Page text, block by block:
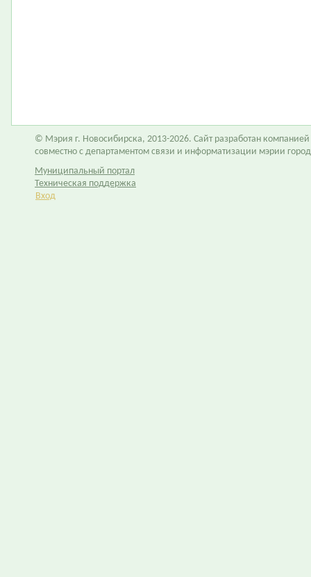
© Мэрия г. Новосибирска, 2013-2026. Сайт разработан компанией
совместно с департаментом связи и информатизации мэрии
Муниципальный портал
Техническая поддержка
Вход